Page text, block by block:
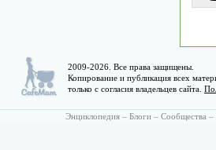
2009-2026. Все права защищены.
Копирование и публикация всех
только с согласия владельцев сайта.
Энциклопедия – Блоги – Сообщества –